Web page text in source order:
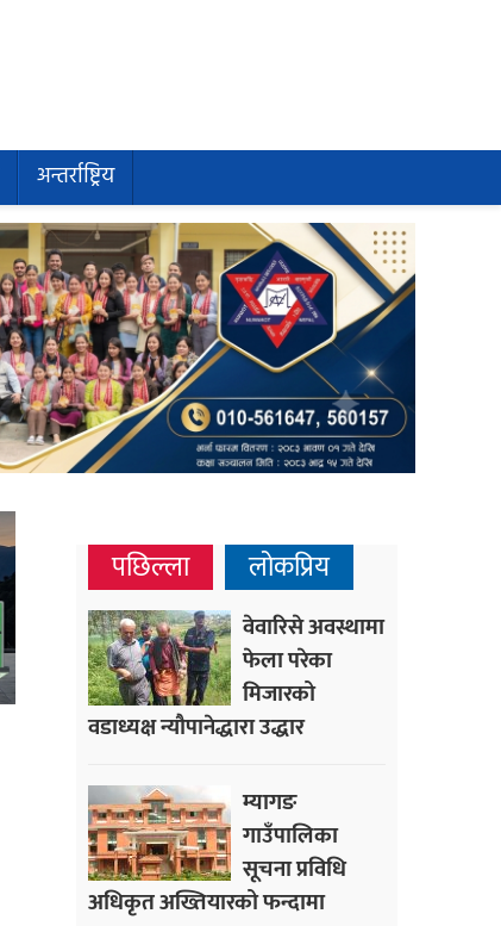
अन्तर्राष्ट्रिय
पछिल्ला लोकप्रिय
वेवारिसे अवस्थामा
फेला परेका
मिजारको
वडाध्यक्ष न्यौपानेद्धारा उद्धार
म्यागङ
गाउँपालिका
सूचना प्रविधि
अधिकृत अख्तियारको फन्दामा